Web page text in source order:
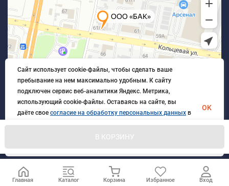
В КОРЗИНУ
© 2026 БлагАвтоКомплект. Все права защищены
Главная Каталог Корзина Избранное Вход
Сайт использует cookie-файлы, чтобы сделать ваше
пребывание на нем максимально удобным. К cайту
подключен сервис веб-аналитики Яндекс. Метрика,
использующий cookie-файлы. Оставаясь на сайте, вы
даёте свое согласие на обработку персональных данных в
порядке, указанном вПолитике обработки персональных
OK